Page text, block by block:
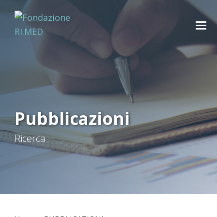
Pubblicazioni
Ricerca